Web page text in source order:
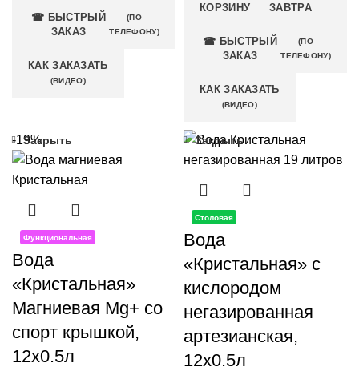
☎ БЫСТРЫЙ
ЗАКАЗ
(ПО
ТЕЛЕФОНУ)
КАК ЗАКАЗАТЬ
(ВИДЕО)
КОРЗИНУ
ЗАВТРА
☎ БЫСТРЫЙ
ЗАКАЗ
(ПО
ТЕЛЕФОНУ)
КАК ЗАКАЗАТЬ
(ВИДЕО)
-19%
Закрыть
Функциональная
Вода
«Кристальная»
Магниевая Mg+ со
спорт крышкой,
12x0.5л
Закрыть
Столовая
Вода
«Кристальная» с
кислородом
негазированная
артезианская,
12x0.5л